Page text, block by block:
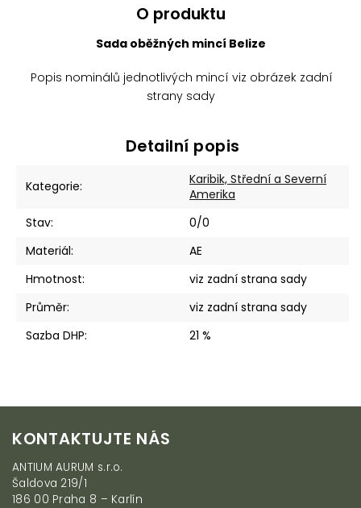
O produktu
Sada oběžných mincí Belize
Popis nominálů jednotlivých mincí viz obrázek zadní
strany sady
Detailní popis
Kategorie:
Karibik, Střední a Severní
Amerika
Stav:
0/0
Materiál:
AE
Hmotnost:
viz zadní strana sady
Průměr:
viz zadní strana sady
Sazba DHP: 21 %
KONTAKTUJTE NÁS
ANTIUM AURUM s.r.o.
Šaldova 219/1
186 00 Praha 8 – Karlín